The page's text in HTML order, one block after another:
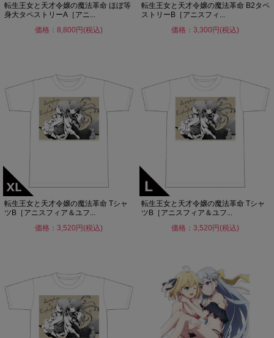
転生王女と天才令嬢の魔法革命 ほぼ等
身大タペストリーA［アニ...
価格：8,800円(税込)
転生王女と天才令嬢の魔法革命 B2タペ
ストリーB［アニスフィ...
価格：3,300円(税込)
転生王女と天才令嬢の魔法革命 Tシャ
ツB［アニスフィア＆ユフ...
価格：3,520円(税込)
転生王女と天才令嬢の魔法革命 Tシャ
ツB［アニスフィア＆ユフ...
価格：3,520円(税込)